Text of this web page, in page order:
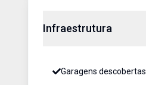
Infraestrutura
Garagens descobertas